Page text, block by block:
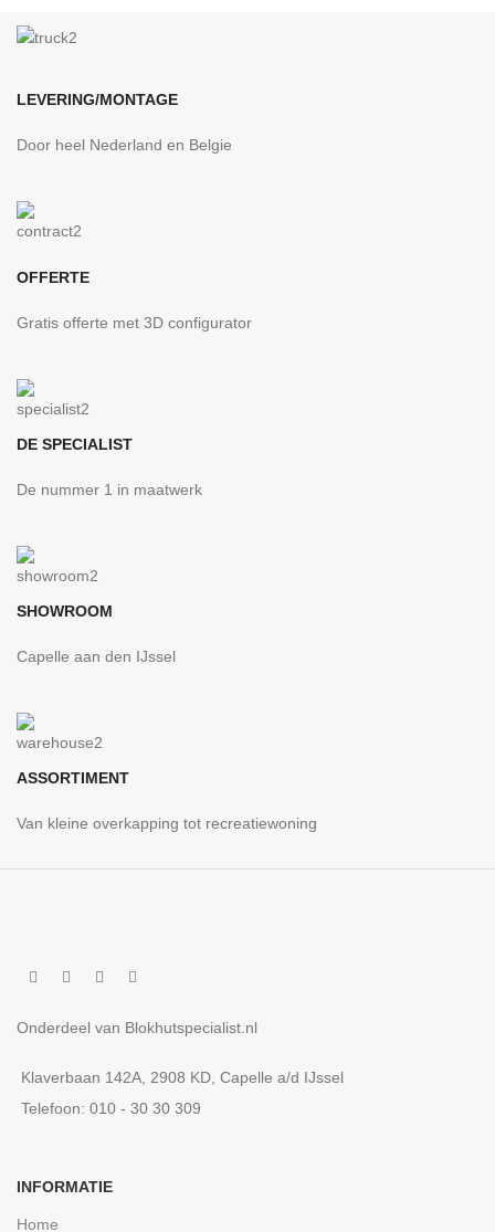
LEVERING/MONTAGE
Door heel Nederland en Belgie
OFFERTE
Gratis offerte met 3D configurator
DE SPECIALIST
De nummer 1 in maatwerk
SHOWROOM
Capelle aan den IJssel
ASSORTIMENT
Van kleine overkapping tot recreatiewoning
Onderdeel van Blokhutspecialist.nl
Klaverbaan 142A, 2908 KD, Capelle a/d IJssel
Telefoon: 010 - 30 30 309
INFORMATIE
Home